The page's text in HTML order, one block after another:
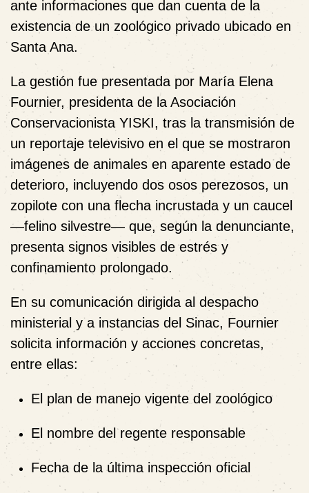
ante informaciones que dan cuenta de la
existencia de un zoológico privado ubicado en
Santa Ana.
La gestión fue presentada por María Elena
Fournier, presidenta de la Asociación
Conservacionista YISKI, tras la transmisión de
un reportaje televisivo en el que se mostraron
imágenes de animales en aparente estado de
deterioro, incluyendo dos osos perezosos, un
zopilote con una flecha incrustada y un caucel
—felino silvestre— que, según la denunciante,
presenta signos visibles de estrés y
confinamiento prolongado.
En su comunicación dirigida al despacho
ministerial y a instancias del Sinac, Fournier
solicita información y acciones concretas,
entre ellas:
El plan de manejo vigente del zoológico
El nombre del regente responsable
Fecha de la última inspección oficial